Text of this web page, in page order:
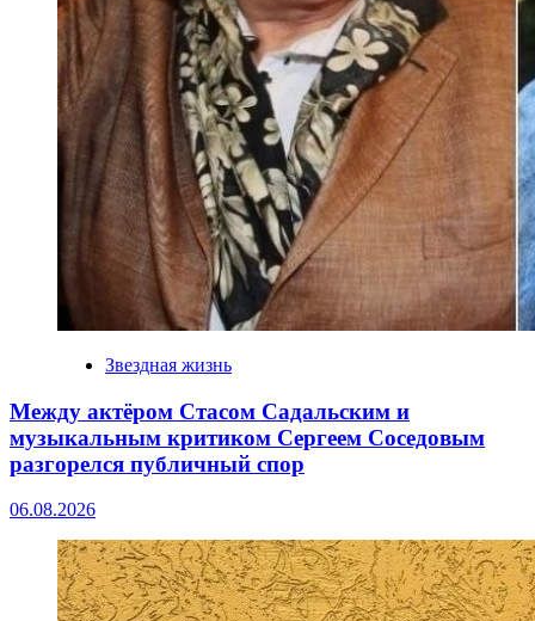
Звездная жизнь
Между актёром Стасом Садальским и
музыкальным критиком Сергеем Соседовым
разгорелся публичный спор
06.08.2026